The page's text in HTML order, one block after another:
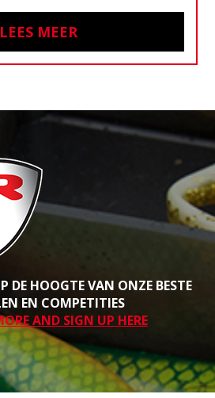
LEES MEER
DE HOOGTE VAN ONZE BESTE
EN COMPETITIES
AND SIGN UP HERE